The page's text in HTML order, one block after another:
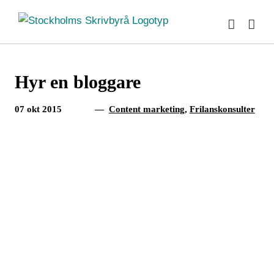
innehållet
Hyr en bloggare
07 okt 2015 — Content marketing, Frilanskonsulter